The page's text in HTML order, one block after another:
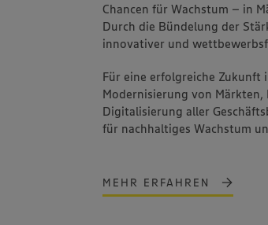
Chancen für Wachstum – in
Durch die Bündelung der
innovativer und
Für eine erfolgreiche Zukunft
Modernisierung von
Digitalisierung aller
für nachhaltiges Wachstum
MEHR ERFAHREN